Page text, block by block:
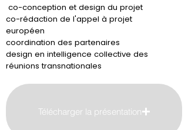
co-conception et design du projet
co-rédaction de l'appel à projet
européen
coordination des partenaires
design en intelligence collective des
réunions transnationales
Télécharger la présentation